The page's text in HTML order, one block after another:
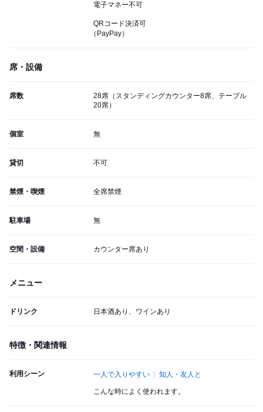
電子マネー不可
QRコード決済可
（PayPay）
席・設備
席数
28席（スタンディングカウンター8席、テーブル
20席）
個室 無
貸切 不可
禁煙・喫煙 全席禁煙
駐車場 無
空間・設備 カウンター席あり
メニュー
ドリンク 日本酒あり、ワインあり
特徴・関連情報
利用シーン 一人で入りやすい 知人・友人と
こんな時によく使われます。